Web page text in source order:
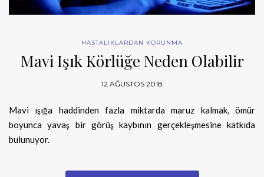
HASTALIKLARDAN KORUNMA
Mavi Işık Körlüğe Neden Olabilir
12 AĞUSTOS 2018
Mavi ışığa haddinden fazla miktarda maruz kalmak, ömür
boyunca yavaş bir görüş kaybının gerçekleşmesine katkıda
bulunuyor.